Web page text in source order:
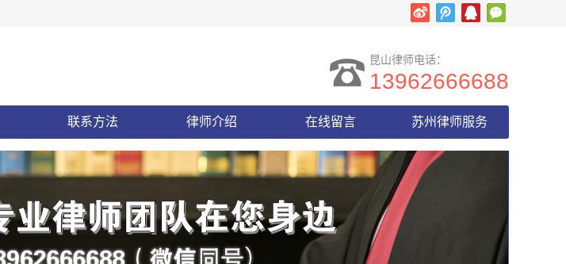
昆山律师电话：
13962666688
联系方法 律师介绍 在线留言 苏州律师服务